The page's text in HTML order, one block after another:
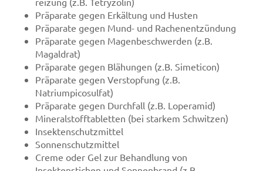
Präparate gegen Erkältung und Husten
Präparate gegen Mund- und Rachenentzündung
Präparate gegen Magenbeschwerden (z.B.
Magaldrat)
Präparate gegen Blähungen (z.B. Simeticon)
Präparate gegen Verstopfung (z.B.
Natriumpicosulfat)
Präparate gegen Durchfall (z.B. Loperamid)
Mineralstofftabletten (bei starkem Schwitzen)
Insektenschutzmittel
Sonnenschutzmittel
Creme oder Gel zur Behandlung von